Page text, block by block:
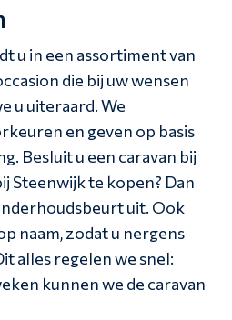
u in een assortiment van
die bij uw wensen
u uiteraard. We
en geven op basis
Besluit u een caravan bij
Steenwijk te kopen? Dan
uit. Ook
naam, zodat u nergens
alles regelen we snel:
kunnen we de caravan